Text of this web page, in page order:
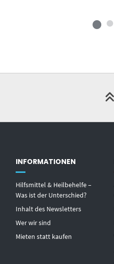
INFORMATIONEN
Hilfsmittel & Heilbehelfe –
Was ist der Unterschied?
Inhalt des Newsletters
Wer wir sind
Mieten statt kaufen